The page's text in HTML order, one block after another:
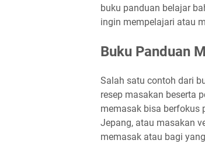
buku panduan belajar
ingin mempelajari atau
Buku Panduan
Salah satu contoh dari
resep masakan beserta
memasak bisa berfokus
Jepang, atau masakan
memasak atau bagi